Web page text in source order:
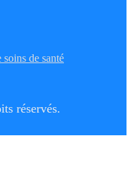
de santé
réservés.